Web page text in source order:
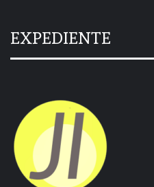
EXPEDIENTE